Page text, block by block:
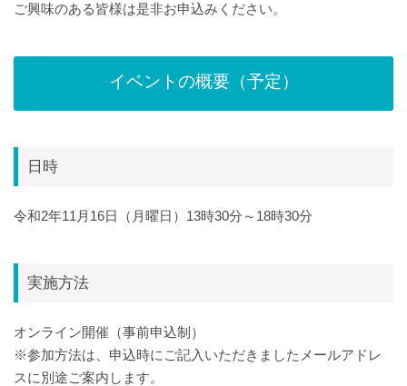
ご興味のある皆様は是非お申込みください。
イベントの概要（予定）
日時
令和2年11月16日（月曜日）13時30分～18時30分
実施方法
オンライン開催（事前申込制）
※参加方法は、申込時にご記入いただきましたメールアドレ
スに別途ご案内します。